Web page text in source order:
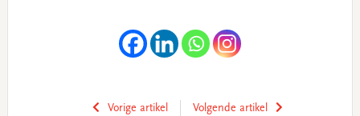
Vorige artikel
Volgende artikel